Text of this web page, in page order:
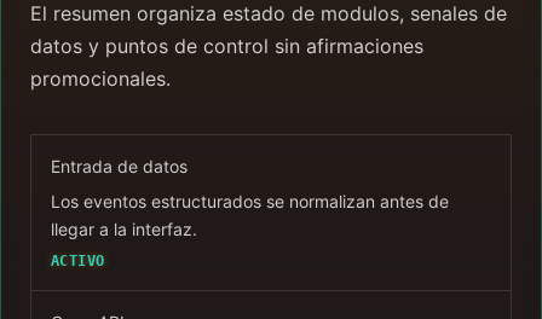
El resumen organiza estado de modulos, senales de
datos y puntos de control sin afirmaciones
promocionales.
Entrada de datos
Los eventos estructurados se normalizan antes de
llegar a la interfaz.
ACTIVO